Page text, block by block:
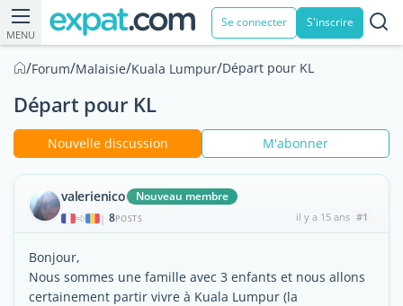
MENU
Se connecter S'inscrire
/Forum/Malaisie/Kuala Lumpur/Départ pour KL
Départ pour KL
Nouvelle discussion M'abonner
valerienico Nouveau membre
| 8POSTS il y a 15 ans #1
Bonjour,
Nous sommes une famille avec 3 enfants et nous allons
certainement partir vivre à Kuala Lumpur (la